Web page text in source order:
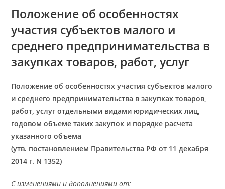
Положение об особенностях
участия субъектов малого и
среднего предпринимательства в
закупках товаров, работ, услуг
Положение об особенностях участия субъектов малого
и среднего предпринимательства в закупках товаров,
работ, услуг отдельными видами юридических лиц,
годовом объеме таких закупок и порядке расчета
указанного объема
(утв. постановлением Правительства РФ от 11 декабря
2014 г. N 1352)
С изменениями и дополнениями от: